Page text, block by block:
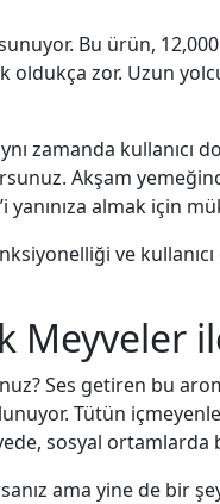
Bu ürün,
zor. Uzun
kullanıcı
Akşam
almak için
ve
Meyveler
Ses getiren bu
Tütün
sosyal ortamlarda
ama yine de bir